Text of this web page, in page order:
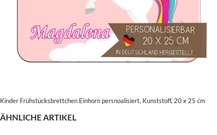
Kinder Frühstücksbrettchen Einhorn persnoalisiert, Kunststoff, 20 x 25 cm
ÄHNLICHE ARTIKEL